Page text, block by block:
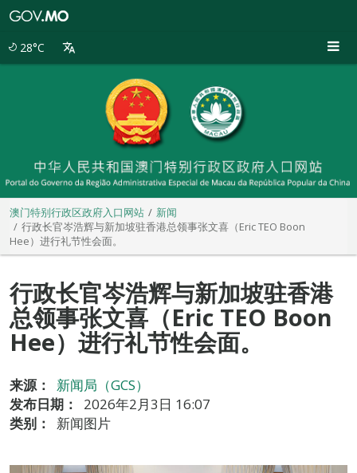
28°C
澳门特别行政区政府入口网站
新闻
行政长官岑浩辉与新加坡驻香港总领事张文喜（Eric TEO Boon
Hee）进行礼节性会面。
行政长官岑浩辉与新加坡驻香港
总领事张文喜（Eric TEO Boon
Hee）进行礼节性会面。
来源：
新闻局（GCS）
发布日期：
2026年2月3日 16:07
类别：
新闻图片